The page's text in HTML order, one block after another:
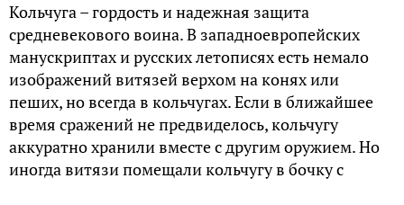
Кольчуга – гордость и надежная защита
средневекового воина. В западноевропейских
манускриптах и русских летописях есть немало
изображений витязей верхом на конях или
пеших, но всегда в кольчугах. Если в ближайшее
время сражений не предвиделось, кольчугу
аккуратно хранили вместе с другим оружием. Но
иногда витязи помещали кольчугу в бочку с